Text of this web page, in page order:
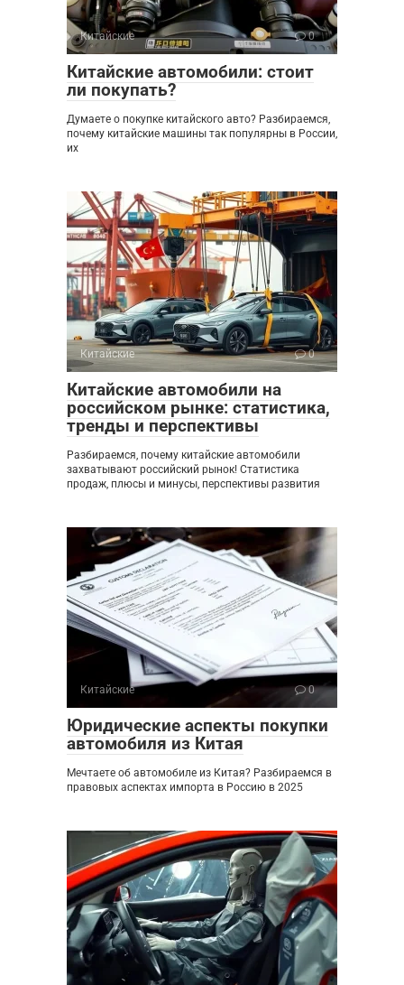
Китайские 0
Китайские автомобили: стоит
ли покупать?
Думаете о покупке китайского авто? Разбираемся,
почему китайские машины так популярны в России,
их
Китайские 0
Китайские автомобили на
российском рынке: статистика,
тренды и перспективы
Разбираемся, почему китайские автомобили
захватывают российский рынок! Статистика
продаж, плюсы и минусы, перспективы развития
Китайские 0
Юридические аспекты покупки
автомобиля из Китая
Мечтаете об автомобиле из Китая? Разбираемся в
правовых аспектах импорта в Россию в 2025